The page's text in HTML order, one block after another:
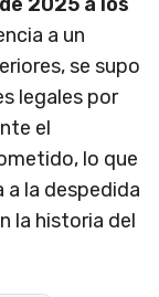
a un
se supo
legales por
el
lo que
a la despedida
la historia del